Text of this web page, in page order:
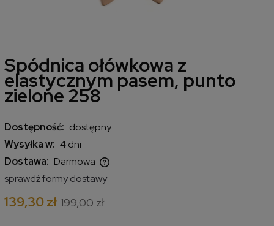
Spódnica ołówkowa z
elastycznym pasem, punto
zielone 258
Dostępność: dostępny
Wysyłka w: 4 dni
Dostawa: Darmowa
Cena nie zawiera ewentualnych kosztów płatności
sprawdź formy dostawy
139,30 zł 199,00 zł